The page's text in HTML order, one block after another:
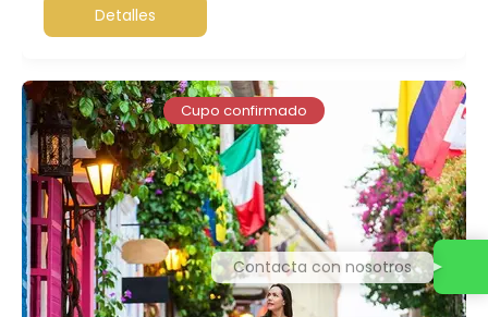
Detalles
Cupo confirmado
Contacta con nosotros